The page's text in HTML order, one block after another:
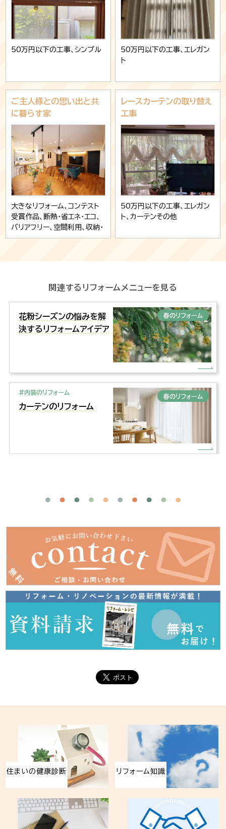
50万円以下の工事、シンプル
50万円以下の工事、エレガン
ト
ご主人様との思い出と共
に暮らす家
大きなリフォーム、コンテスト
受賞作品、断熱・省エネ・エコ、
バリアフリー、空間利用、収納・
家具、照明、中古リノベ、ヴィン
レースカーテンの取り替え
工事
50万円以下の工事、エレガン
ト、カーテンその他
関連するリフォームメニューを見る
春のリフォーム
花粉シーズンの悩みを解
決するリフォームアイデア
春のリフォーム
#内装のリフォーム
カーテンのリフォーム
住まいの健康診断 リフォーム知識